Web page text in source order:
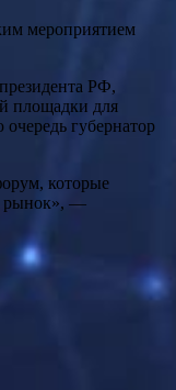
мероприятием
РФ,
площадки для
губернатор
которые
рынок», —